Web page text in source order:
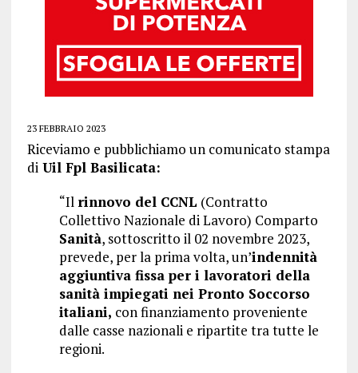
23 FEBBRAIO 2023
Riceviamo e pubblichiamo un comunicato stampa
diUil Fpl Basilicata:
“Il rinnovo del CCNL (Contratto
Collettivo Nazionale di Lavoro) Comparto
Sanità, sottoscritto il 02 novembre 2023,
prevede, per la prima volta, un’indennità
aggiuntiva fissa per i lavoratori della
sanità impiegati nei Pronto Soccorso
italiani, con finanziamento proveniente
dalle casse nazionali e ripartite tra tutte le
regioni.